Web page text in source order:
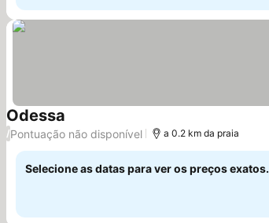
Odessa
/Pontuação não disponível a 0.2 km da praia
Selecione as datas para ver os preços exatos.